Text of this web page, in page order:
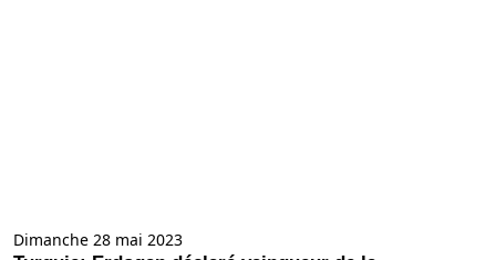
Dimanche 28 mai 2023